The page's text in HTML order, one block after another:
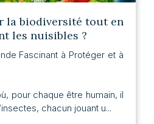
la biodiversité tout en
les nuisibles ?
Fascinant à Protéger et à
pour chaque être humain, il
chacun jouant u...